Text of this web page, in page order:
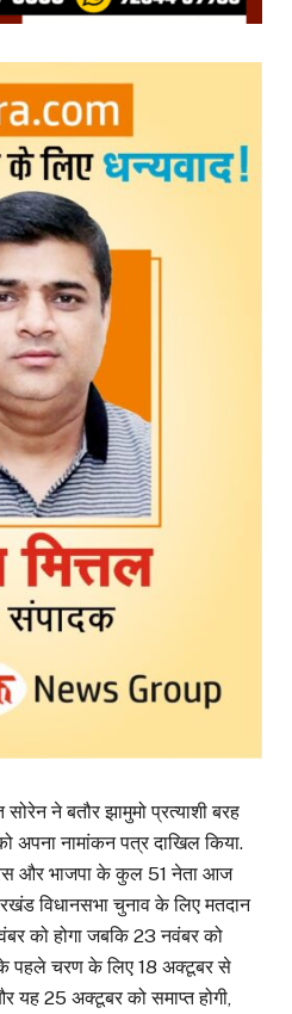
ने बतौर झामुमो प्रत्याशी बरह
अपना नामांकन पत्र दाखिल किया.
और भाजपा के कुल 51 नेता आज
विधानसभा चुनाव के लिए मतदान
को होगा जबकि 23 नवंबर को
के पहले चरण के लिए 18 अक्टूबर से
यह 25 अक्टूबर को समाप्त होगी,